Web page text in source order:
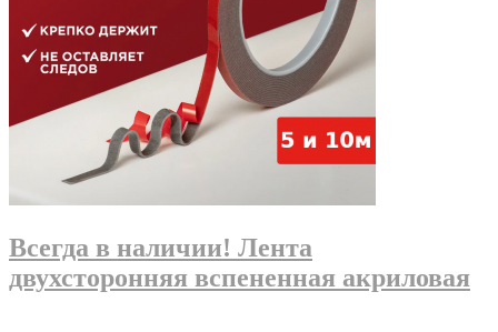
Всегда в наличии! Лента
двухсторонняя вспененная акриловая